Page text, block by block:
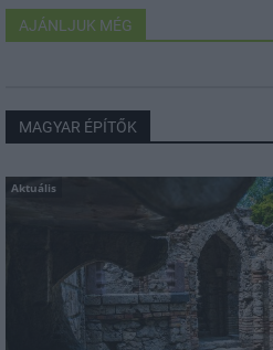
AJÁNLJUK MÉG
MAGYAR ÉPÍTŐK
Aktuális